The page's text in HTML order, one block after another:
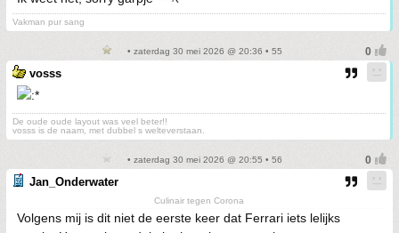
Vakman pur sang
• zaterdag 30 mei 2026 @ 20:36 • 55
vosss
De oude oude layout was veel beter!!
vosss is de naam, met dubbel s welteverstaan.
• zaterdag 30 mei 2026 @ 20:55 • 56
Jan_Onderwater
Culinair tegen Corona
Volgens mij is dit niet de eerste keer dat Ferrari iets lelijks